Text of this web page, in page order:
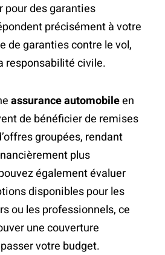
pour des garanties
précisément à votre
de garanties contre le vol,
responsabilité civile.
assurance automobileen
de bénéficier de remises
groupées, rendant
plus
également évaluer
disponibles pour les
ou les professionnels, ce
une couverture
votre budget.